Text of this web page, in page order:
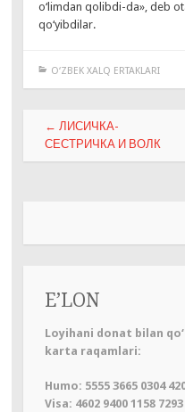
o‘limdan qolibdi-da», deb
qo‘yibdilar.
O‘ZBEK XALQ ERTAKLARI
Навигация
← ЛИСИЧКА-
СЕСТРИЧКА И ВОЛК
E’LON
Loyihani donat bilan
karta raqamlari:
Humo: 5555 3665 0304
Visa: 4602 9400 1158 7293